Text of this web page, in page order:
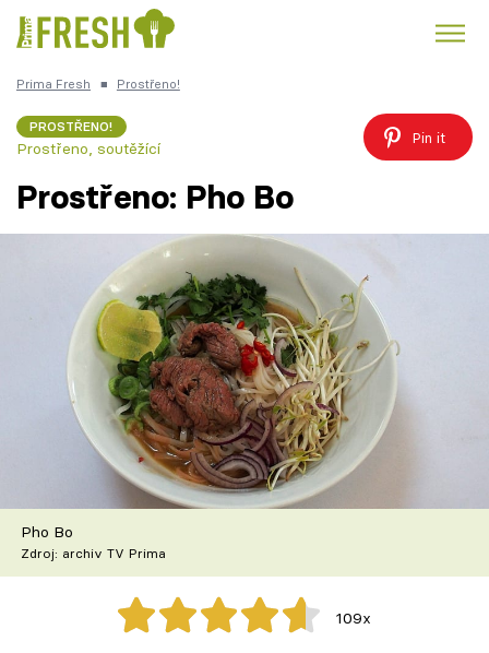
Česká kuchyně
Témata
Recepty
Články
TV Program
Škola vaření
Recepty z TV
Speciál: Cuketa
Prima Fresh ■ Prostřeno!
PROSTŘENO!
Prostřeno, soutěžící
Pin it
Prostřeno: Pho Bo
Pho Bo
Zdroj: archiv TV Prima
109x